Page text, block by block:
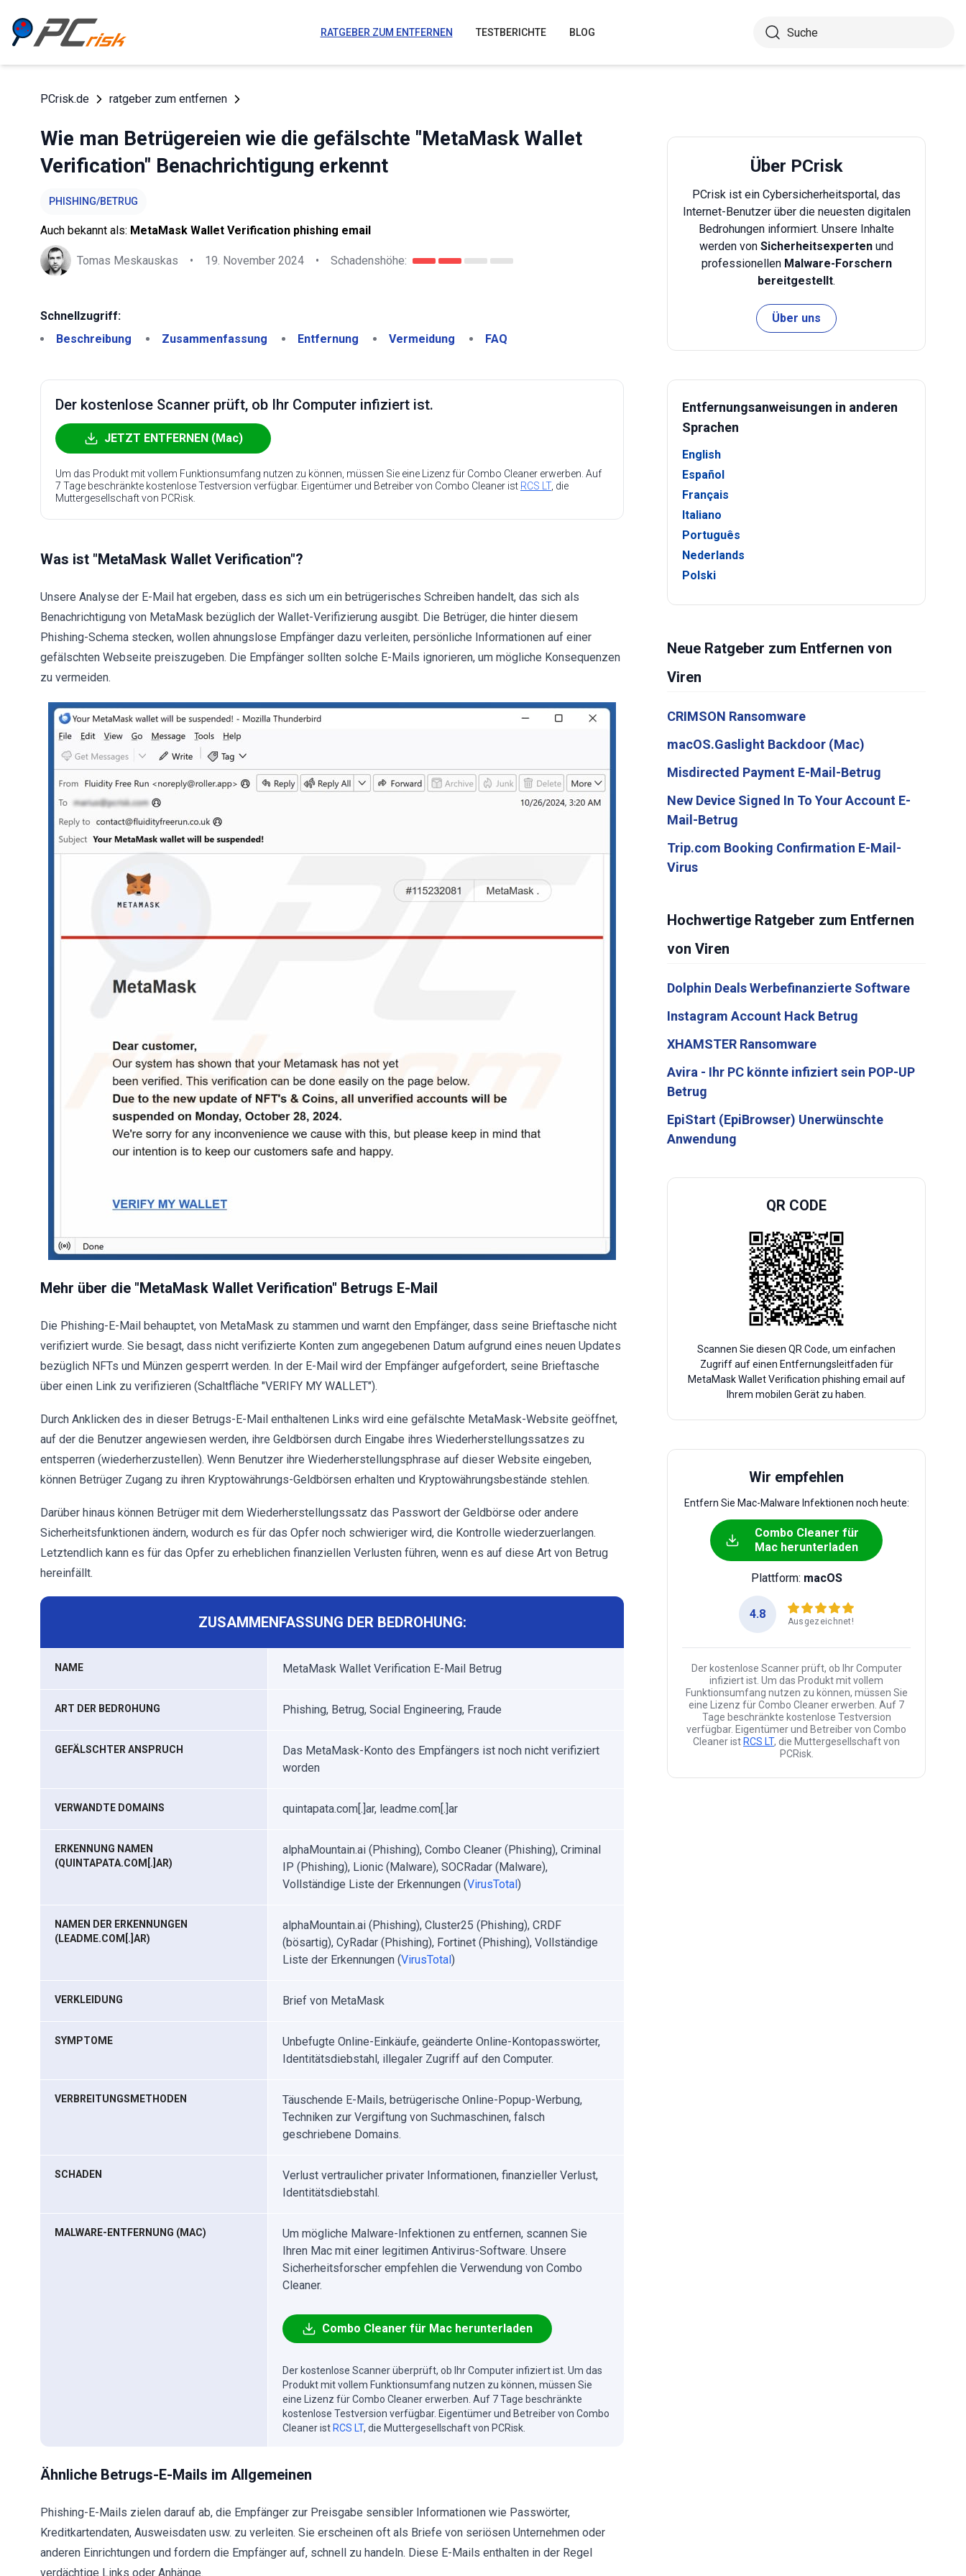
RATGEBER ZUM ENTFERNEN TESTBERICHTE BLOG
PCrisk.de ratgeber zum entfernen
Wie man Betrügereien wie die gefälschte "MetaMask Wallet
Verification" Benachrichtigung erkennt
PHISHING/BETRUG
Auch bekannt als: MetaMask Wallet Verification phishing email
Tomas Meskauskas • 19. November 2024 • Schadenshöhe:
Schnellzugriff:
Beschreibung
Zusammenfassung Entfernung Vermeidung FAQ
Der kostenlose Scanner prüft, ob Ihr Computer infiziert ist.
JETZT ENTFERNEN (Mac)
Um das Produkt mit vollem Funktionsumfang nutzen zu können, müssen Sie eine Lizenz für Combo Cleaner erwerben. Auf
7 Tage beschränkte kostenlose Testversion verfügbar. Eigentümer und Betreiber von Combo Cleaner ist RCS LT, die
Muttergesellschaft von PCRisk.
Was ist "MetaMask Wallet Verification"?
Unsere Analyse der E-Mail hat ergeben, dass es sich um ein betrügerisches Schreiben handelt, das sich als
Benachrichtigung von MetaMask bezüglich der Wallet-Verifizierung ausgibt. Die Betrüger, die hinter diesem
Phishing-Schema stecken, wollen ahnungslose Empfänger dazu verleiten, persönliche Informationen auf einer
gefälschten Webseite preiszugeben. Die Empfänger sollten solche E-Mails ignorieren, um mögliche Konsequenzen
zu vermeiden.
Mehr über die "MetaMask Wallet Verification" Betrugs E-Mail
Die Phishing-E-Mail behauptet, von MetaMask zu stammen und warnt den Empfänger, dass seine Brieftasche nicht
verifiziert wurde. Sie besagt, dass nicht verifizierte Konten zum angegebenen Datum aufgrund eines neuen Updates
bezüglich NFTs und Münzen gesperrt werden. In der E-Mail wird der Empfänger aufgefordert, seine Brieftasche
über einen Link zu verifizieren (Schaltfläche "VERIFY MY WALLET").
Durch Anklicken des in dieser Betrugs-E-Mail enthaltenen Links wird eine gefälschte MetaMask-Website geöffnet,
auf der die Benutzer angewiesen werden, ihre Geldbörsen durch Eingabe ihres Wiederherstellungssatzes zu
entsperren (wiederherzustellen). Wenn Benutzer ihre Wiederherstellungsphrase auf dieser Website eingeben,
können Betrüger Zugang zu ihren Kryptowährungs-Geldbörsen erhalten und Kryptowährungsbestände stehlen.
Darüber hinaus können Betrüger mit dem Wiederherstellungssatz das Passwort der Geldbörse oder andere
Sicherheitsfunktionen ändern, wodurch es für das Opfer noch schwieriger wird, die Kontrolle wiederzuerlangen.
Letztendlich kann es für das Opfer zu erheblichen finanziellen Verlusten führen, wenn es auf diese Art von Betrug
hereinfällt.
ZUSAMMENFASSUNG DER BEDROHUNG:
NAME MetaMask Wallet Verification E-Mail Betrug
ART DER BEDROHUNG Phishing, Betrug, Social Engineering, Fraude
GEFÄLSCHTER ANSPRUCH
Das MetaMask-Konto des Empfängers ist noch nicht verifiziert
worden
VERWANDTE DOMAINS quintapata.com[.]ar, leadme.com[.]ar
ERKENNUNG NAMEN
(QUINTAPATA.COM[.]AR)
alphaMountain.ai (Phishing), Combo Cleaner (Phishing), Criminal
IP (Phishing), Lionic (Malware), SOCRadar (Malware),
Vollständige Liste der Erkennungen (VirusTotal)
NAMEN DER ERKENNUNGEN
(LEADME.COM[.]AR)
alphaMountain.ai (Phishing), Cluster25 (Phishing), CRDF
(bösartig), CyRadar (Phishing), Fortinet (Phishing), Vollständige
Liste der Erkennungen (VirusTotal)
VERKLEIDUNG Brief von MetaMask
SYMPTOME
Unbefugte Online-Einkäufe, geänderte Online-Kontopasswörter,
Identitätsdiebstahl, illegaler Zugriff auf den Computer.
VERBREITUNGSMETHODEN
Täuschende E-Mails, betrügerische Online-Popup-Werbung,
Techniken zur Vergiftung von Suchmaschinen, falsch
geschriebene Domains.
SCHADEN
Verlust vertraulicher privater Informationen, finanzieller Verlust,
Identitätsdiebstahl.
MALWARE-ENTFERNUNG (MAC)
Um mögliche Malware-Infektionen zu entfernen, scannen Sie
Ihren Mac mit einer legitimen Antivirus-Software. Unsere
Sicherheitsforscher empfehlen die Verwendung von Combo
Cleaner.
Combo Cleaner für Mac herunterladen
Der kostenlose Scanner überprüft, ob Ihr Computer infiziert ist. Um das
Produkt mit vollem Funktionsumfang nutzen zu können, müssen Sie
eine Lizenz für Combo Cleaner erwerben. Auf 7 Tage beschränkte
kostenlose Testversion verfügbar. Eigentümer und Betreiber von Combo
Cleaner ist RCS LT, die Muttergesellschaft von PCRisk.
Ähnliche Betrugs-E-Mails im Allgemeinen
Phishing-E-Mails zielen darauf ab, die Empfänger zur Preisgabe sensibler Informationen wie Passwörter,
Kreditkartendaten, Ausweisdaten usw. zu verleiten. Sie erscheinen oft als Briefe von seriösen Unternehmen oder
anderen Einrichtungen und fordern die Empfänger auf, schnell zu handeln. Diese E-Mails enthalten in der Regel
verdächtige Links oder Anhänge.
Über PCrisk
PCrisk ist ein Cybersicherheitsportal, das
Internet-Benutzer über die neuesten digitalen
Bedrohungen informiert. Unsere Inhalte
werden von Sicherheitsexperten und
professionellen Malware-Forschern
bereitgestellt.
Über uns
Entfernungsanweisungen in anderen
Sprachen
English
Español
Français
Italiano
Português
Nederlands
Polski
Neue Ratgeber zum Entfernen von
Viren
CRIMSON Ransomware
macOS.Gaslight Backdoor (Mac)
Misdirected Payment E-Mail-Betrug
New Device Signed In To Your Account E-
Mail-Betrug
Trip.com Booking Confirmation E-Mail-
Virus
Hochwertige Ratgeber zum Entfernen
von Viren
Dolphin Deals Werbefinanzierte Software
Instagram Account Hack Betrug
XHAMSTER Ransomware
Avira - Ihr PC könnte infiziert sein POP-UP
Betrug
EpiStart (EpiBrowser) Unerwünschte
Anwendung
QR CODE
Scannen Sie diesen QR Code, um einfachen
Zugriff auf einen Entfernungsleitfaden für
MetaMask Wallet Verification phishing email auf
Ihrem mobilen Gerät zu haben.
Wir empfehlen
Entfern Sie Mac-Malware Infektionen noch heute:
Combo Cleaner für
Mac herunterladen
Plattform: macOS
4.8
Ausgezeichnet!
Der kostenlose Scanner prüft, ob Ihr Computer
infiziert ist. Um das Produkt mit vollem
Funktionsumfang nutzen zu können, müssen Sie
eine Lizenz für Combo Cleaner erwerben. Auf 7
Tage beschränkte kostenlose Testversion
verfügbar. Eigentümer und Betreiber von Combo
Cleaner ist RCS LT, die Muttergesellschaft von
PCRisk.